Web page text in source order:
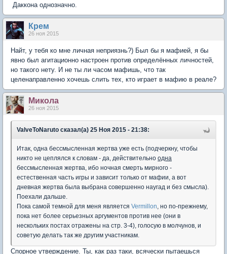
Даккона однозначно.
Крем
26 ноя 2015
Найт, у тебя ко мне личная неприязнь?) Был бы я мафией, я бы
явно был агитационно настроен против определённых личностей,
но такого нету. И не ты ли часом мафишь, что так
целенаправленно хочешь слить тех, кто играет в мафию в реале?
Микола
26 ноя 2015
ValveToNaruto сказал(а) 25 Ноя 2015 - 21:38:
Итак, одна бессмысленная жертва уже есть (подчеркну, чтобы
никто не цеплялся к словам - да, действительно одна
бессмысленная жертва, ибо ночная смерть мирного -
естественная часть игры и зависит только от мафии, а вот
дневная жертва была выбрана совершенно наугад и без смысла).
Поехали дальше.
Пока самой темной для меня является Vermillon, но по-прежнему,
пока нет более серьезных аргументов против нее (они в
нескольких постах отражены на стр. 3-4), голосую в молчунов, и
советую делать так же другим участникам.
Спорное утверждение. Ты, как раз таки, всячески пытаешься